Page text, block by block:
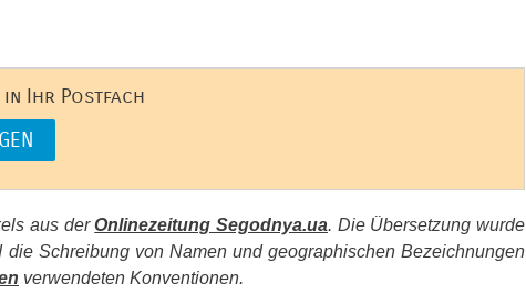
Ihr Postfach
aus derOnlinezeitung Segodnya.ua. Die Übersetzung wurde
Schreibung von Namen und geographischen Bezeichnungen
verwendeten Konventionen.